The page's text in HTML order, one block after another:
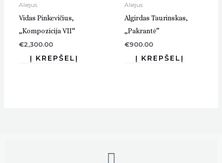
Aliejus
Vidas Pinkevičius,
„Kompozicija VII“
€2,300.00
Aliejus
Algirdas Taurinskas,
„Pakrantė”
€900.00